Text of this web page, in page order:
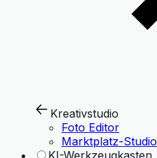
Kreativstudio
Foto Editor
Marktplatz-Studio
KI-Werkzeugkasten